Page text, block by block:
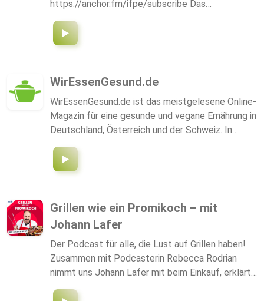
Herzlichkeit, Theatertrubel & Medienbusiness und
Vegan Lifestyle & Alkoholunverträglichkeit.
https://anchor.fm/ifpe/subscribe Das
Forschungsinstitut für pflanzenbasierte Ernährung
(IFPE) befasst sich mit den Themen vegetarische
und vegane Ernährung, alternative
ernährungswissenschaftlicher und
ernährungsökologischer Sicht.
WirEssenGesund.de
WirEssenGesund.de ist das meistgelesene Online-
Magazin für eine gesunde und vegane Ernährung in
Deutschland, Österreich und der Schweiz. In
unserem Podcast versorgen wir euch mit reichlich
Tipps & Tricks, Rezepten und vielem mehr. Wenn
ihr mehr erfahren wollt, dann hört bei uns rein,
regelmäßig auf unserer Webseite vorbei. Bis
dahin... bleibt gesund!
Grillen wie ein Promikoch – mit
Johann Lafer
Der Podcast für alle, die Lust auf Grillen haben!
Zusammen mit Podcasterin Rebecca Rodrian
nimmt uns Johann Lafer mit beim Einkauf, erklärt
uns alles über verschiedene Grillarten.